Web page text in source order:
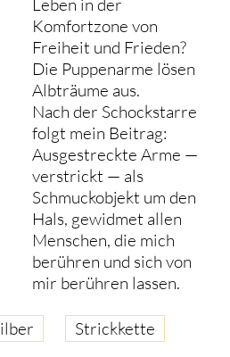
Leben in der
Komfortzone von
Freiheit und Frieden?
Die Puppenarme lösen
Albträume aus.
Nach der Schockstarre
folgt mein Beitrag:
Ausgestreckte Arme —
verstrickt — als
Schmuckobjekt um den
Hals, gewidmet allen
Menschen, die mich
berühren und sich von
mir berühren lassen.
Strickkette